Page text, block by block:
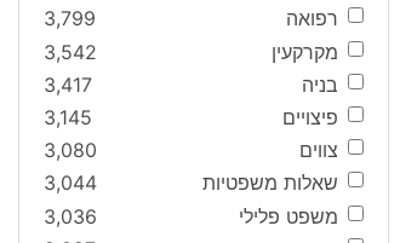
רפואה
3,799
מקרקעין
3,542
בניה
3,417
פיצויים
3,145
צווים
3,080
שאלות משפטיות
3,044
משפט פלילי
3,036